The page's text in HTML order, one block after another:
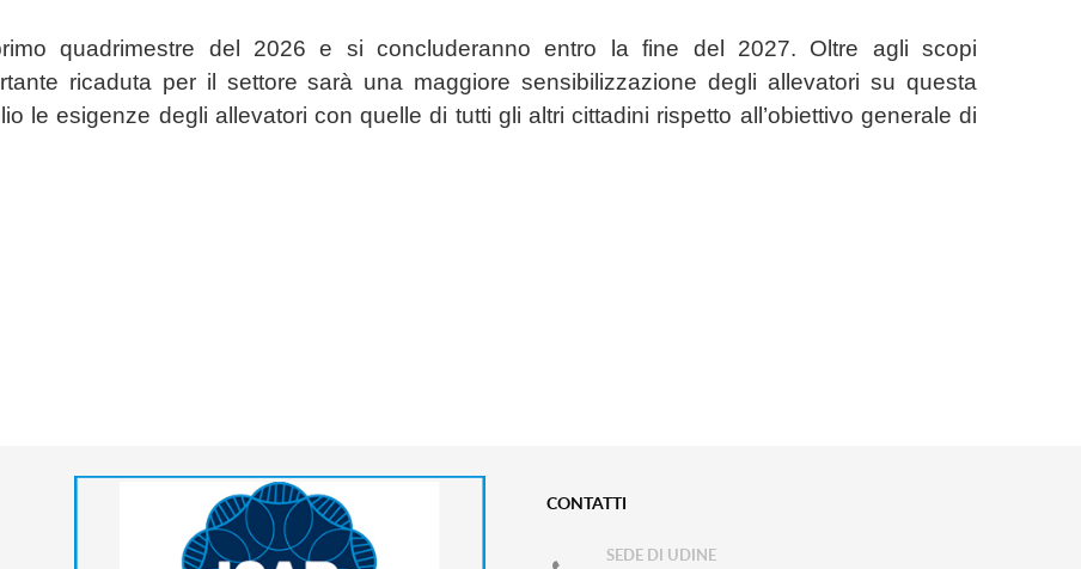
quadrimestre del 2026 e si concluderanno entro la fine del 2027. Oltre agli scopi
ricaduta per il settore sarà una maggiore sensibilizzazione degli allevatori su questa
le esigenze degli allevatori con quelle di tutti gli altri cittadini rispetto all’obiettivo generale di
CONTATTI
SEDE DI UDINE